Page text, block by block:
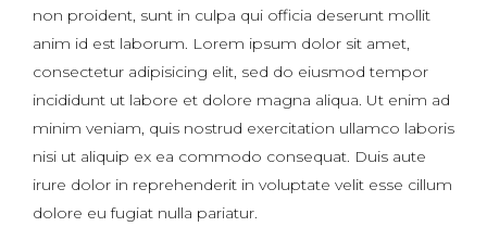
non proident, sunt in culpa qui officia deserunt mollit
anim id est laborum. Lorem ipsum dolor sit amet,
consectetur adipisicing elit, sed do eiusmod tempor
incididunt ut labore et dolore magna aliqua. Ut enim ad
minim veniam, quis nostrud exercitation ullamco laboris
nisi ut aliquip ex ea commodo consequat. Duis aute
irure dolor in reprehenderit in voluptate velit esse cillum
dolore eu fugiat nulla pariatur.